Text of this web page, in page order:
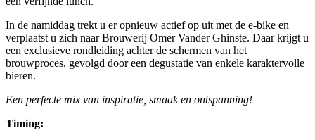
In de namiddag trekt u er opnieuw actief op uit met de e-bike en
verplaatst u zich naar Brouwerij Omer Vander Ghinste. Daar krijgt u
een exclusieve rondleiding achter de schermen van het
brouwproces, gevolgd door een degustatie van enkele karaktervolle
bieren.
Een perfecte mix van inspiratie, smaak en ontspanning!
Timing: